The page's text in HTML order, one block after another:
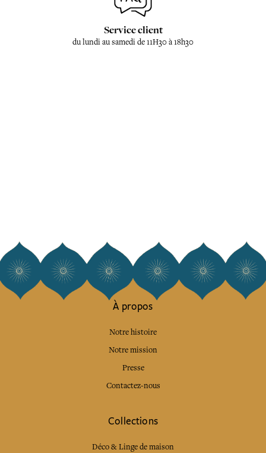
Service client
du lundi au samedi de 11H30 à 18h30
À propos
Notre histoire
Notre mission
Presse
Contactez-nous
Collections
Déco & Linge de maison